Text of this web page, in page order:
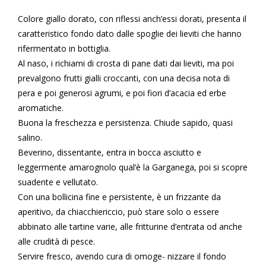
Colore giallo dorato, con riflessi anch’essi dorati, presenta il
caratteristico fondo dato dalle spoglie dei lieviti che hanno
rifermentato in bottiglia.
Al naso, i richiami di crosta di pane dati dai lieviti, ma poi
prevalgono frutti gialli croccanti, con una decisa nota di
pera e poi generosi agrumi, e poi fiori d’acacia ed erbe
aromatiche.
Buona la freschezza e persistenza. Chiude sapido, quasi
salino.
Beverino, dissentante, entra in bocca asciutto e
leggermente amarognolo qual’è la Garganega, poi si scopre
suadente e vellutato.
Con una bollicina fine e persistente, è un frizzante da
aperitivo, da chiacchiericcio, può stare solo o essere
abbinato alle tartine varie, alle fritturine d’entrata od anche
alle crudità di pesce.
Servire fresco, avendo cura di omoge- nizzare il fondo